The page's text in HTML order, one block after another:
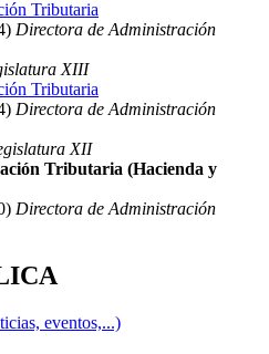
Tributaria
Directora de Administración
XIII
Tributaria
Directora de Administración
XII
Tributaria (Hacienda y
Directora de Administración
eventos,...)